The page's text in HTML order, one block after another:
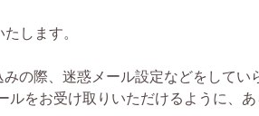
します。
みの際、迷惑メール設定などをしてい
ルをお受け取りいただけるように、